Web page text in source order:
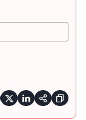
   